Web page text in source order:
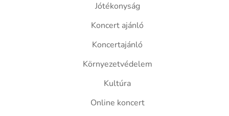
Jótékonyság
Koncert ajánló
Koncertajánló
Környezetvédelem
Kultúra
Online koncert